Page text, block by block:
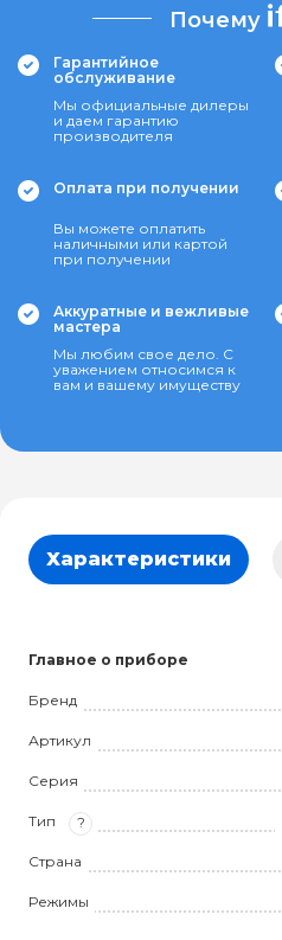
Почему
Гарантийное
обслуживание
Мы официальные дилеры
и даем гарантию
производителя
Оплата при получении
Вы можете оплатить
наличными или картой
при получении
Аккуратные и вежливые
мастера
Мы любим свое дело. С
уважением относимся к
вам и вашему имуществу
Характеристики
Главное о приборе
Бренд
Артикул
Серия
Тип ?
Страна
Режимы